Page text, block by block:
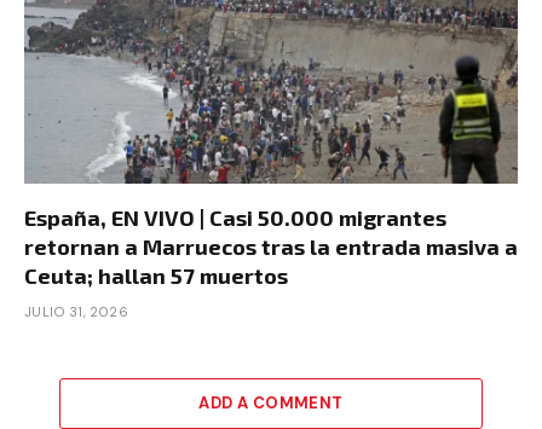
España, EN VIVO | Casi 50.000 migrantes
retornan a Marruecos tras la entrada masiva a
Ceuta; hallan 57 muertos
JULIO 31, 2026
ADD A COMMENT